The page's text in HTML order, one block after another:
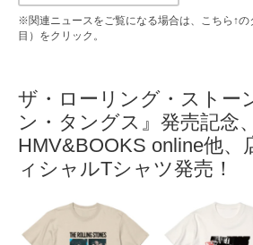
※関連ニュースをご覧になる場合は、こちら↑
目）をクリック。
ザ・ローリング・ストー
ン・タングス』発売記念、
HMV&BOOKS online他、
ィシャルTシャツ発売！